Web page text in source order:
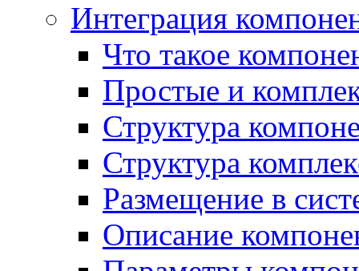
Интеграция
Что такое
Простые и
Структура
Структура
Размещение в
Описание